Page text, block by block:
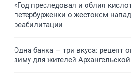
«Год преследовал и облил
петербурженки о жестоком
реабилитации
Одна банка — три вкуса: рецепт
зиму для жителей